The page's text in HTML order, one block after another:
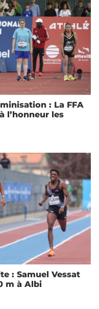
: La FFA
l’honneur les
: Samuel Vessat
m à Albi